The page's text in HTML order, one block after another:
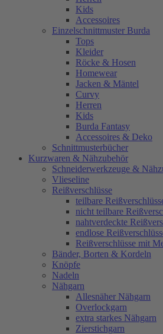
Kids
Accessoires
Einzelschnittmuster Burda
Tops
Kleider
Röcke & Hosen
Homewear
Jacken & Mäntel
Curvy
Herren
Kids
Burda Fantasy
Accessoires & Deko
Schnittmusterbücher
Kurzwaren & Nähzubehör
Schneiderwerkzeuge &
Vlieseline
Reißverschlüsse
teilbare
nicht teilbare
nahtverdeckte
endlose
Reißverschlüsse mit
Bänder, Borten & Kordeln
Knöpfe
Nadeln
Nähgarn
Allesnäher Nähgarn
Overlockgarn
extra starkes Nähgarn
Zierstichgarn